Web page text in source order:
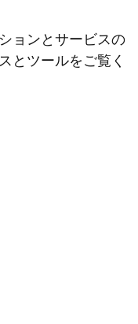
ョンとサービスの
とツールをご覧く